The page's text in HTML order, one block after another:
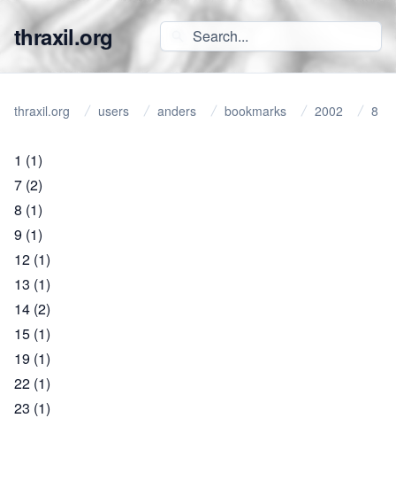
thraxil.org
thraxil.org users anders bookmarks 2002 8
1 (1)
7 (2)
8 (1)
9 (1)
12 (1)
13 (1)
14 (2)
15 (1)
19 (1)
22 (1)
23 (1)